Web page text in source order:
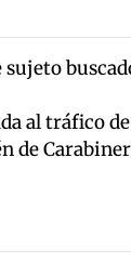
al tráfico
de